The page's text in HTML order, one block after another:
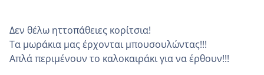
Δεν θέλω ηττοπάθειες κορίτσια!
Τα μωράκια μας έρχονται μπουσουλώντας!!!
Απλά περιμένουν το καλοκαιράκι για να έρθουν!!!